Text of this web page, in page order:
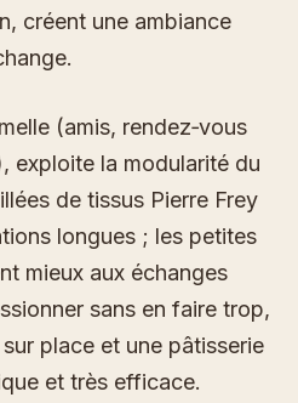
créent une ambiance
(amis, rendez‑vous
exploite la modularité du
de tissus Pierre Frey
longues ; les petites
mieux aux échanges
sans en faire trop,
place et une pâtisserie
et très efficace.